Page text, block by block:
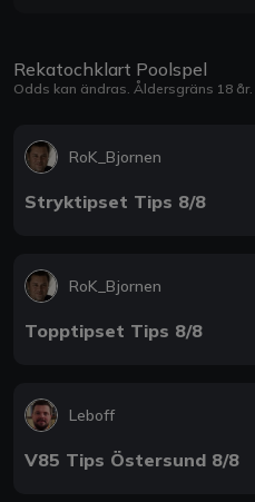
Rekatochklart Poolspel
Odds kan ändras. Åldersgräns 18 år.
RoK_Bjornen
Stryktipset Tips 8/8
RoK_Bjornen
Topptipset Tips 8/8
Leboff
V85 Tips Östersund 8/8